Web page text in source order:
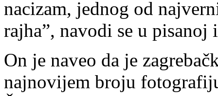
nacizam, jednog od
rajha”, navodi se u
On je naveo da je
najnovijem broju